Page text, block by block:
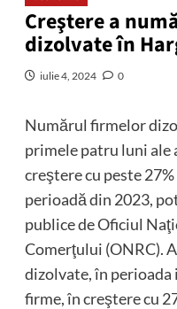
Creştere a
dizolvate în
iulie 4, 2024 0
Numărul firmelor
primele patru luni ale
creştere cu peste
perioadă din 2023,
publice de Oficiul
Comerţului (ONRC).
dizolvate, în
firme, în creştere cu